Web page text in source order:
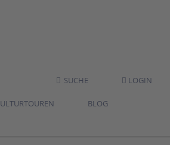
SUCHE LOGIN
BLOG